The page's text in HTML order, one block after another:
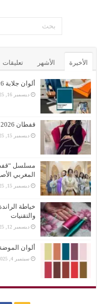
الأخيرة الأشهر تعليقات
ألوان جلابة 2026 الألوان الأكثر تميز خلال السنة
ديسمبر 16, 2025
قفطان 2026 على قماش المبرة لمسة الدوبلور
ديسمبر 15, 2025
مسلسل
المغربي
ديسمبر 15, 2025
خياطة
والتقنيات
ديسمبر 12, 2025
ألوان الموضة 2026 – خريف وشتاء
سبتمبر 4, 2025